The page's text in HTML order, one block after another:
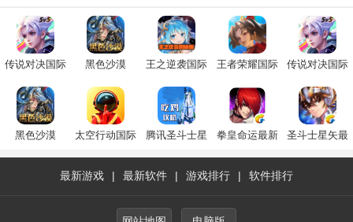
传说对决国际
版2023最新版
(Arena of
Valor)
黑色沙漠
版
王之逆袭国际
王者荣耀国际
机版免费版
2025最新版
传说对决国际
版2023最新版
(Arena of
Valor)
黑色沙漠
太空行动国际
(Super Sus)
腾讯圣斗士星
拳皇命运最新
圣斗士星矢最
最新游戏 | 最新软件 | 游戏排行 | 软件排行